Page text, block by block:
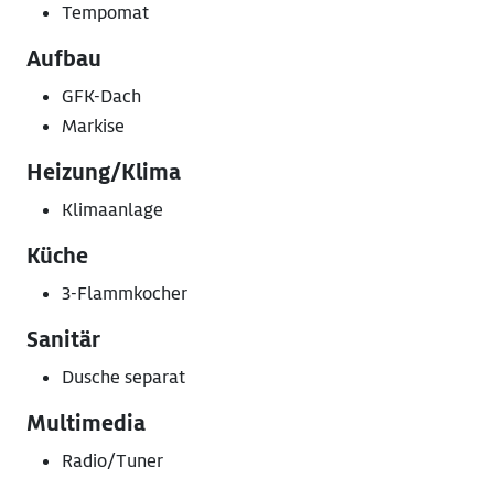
Tempomat
Aufbau
GFK-Dach
Markise
Heizung/Klima
Klimaanlage
Küche
3-Flammkocher
Sanitär
Dusche separat
Multimedia
Radio/Tuner